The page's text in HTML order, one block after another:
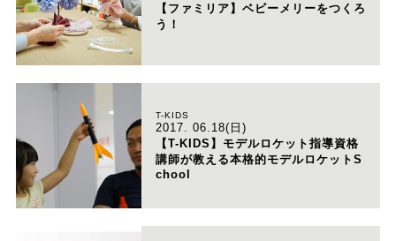
【ファミリア】ベビーメリーをつくろ
う！
T-KIDS
2017. 06.18(日)
【T-KIDS】モデルロケット指導資格
講師が教える本格的モデルロケットS
chool